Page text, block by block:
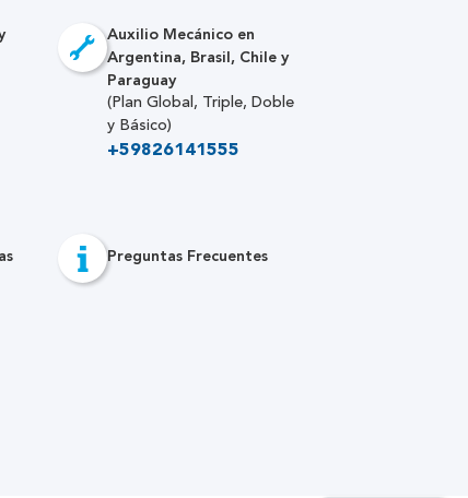
Auxilio Mecánico en
Argentina, Brasil, Chile y
Paraguay
(Plan Global, Triple, Doble
y Básico)
+59826141555
Preguntas Frecuentes